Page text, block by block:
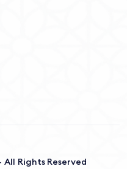
Rights Reserved